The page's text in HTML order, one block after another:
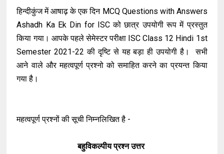
हिन्दीकुंज में आषाढ़ के एक दिन MCQ Questions with Answers
Ashadh Ka Ek Din for ISC को छात्र उपयोगी रूप में प्रस्तुत
किया गया। आपके पहले सेमेस्टर परीक्षा ISC Class 12 Hindi 1st
Semester 2021-22 की दृष्टि से यह बड़ा ही उपयोगी है। सभी
आने वाले और महत्वपूर्ण प्रश्नो को समाहित करने का प्रयन्त किया
गया है।
महत्वपूर्ण प्रश्नों की सूची निम्नलिखित है -
बहुविकल्पीय प्रश्न उत्तर